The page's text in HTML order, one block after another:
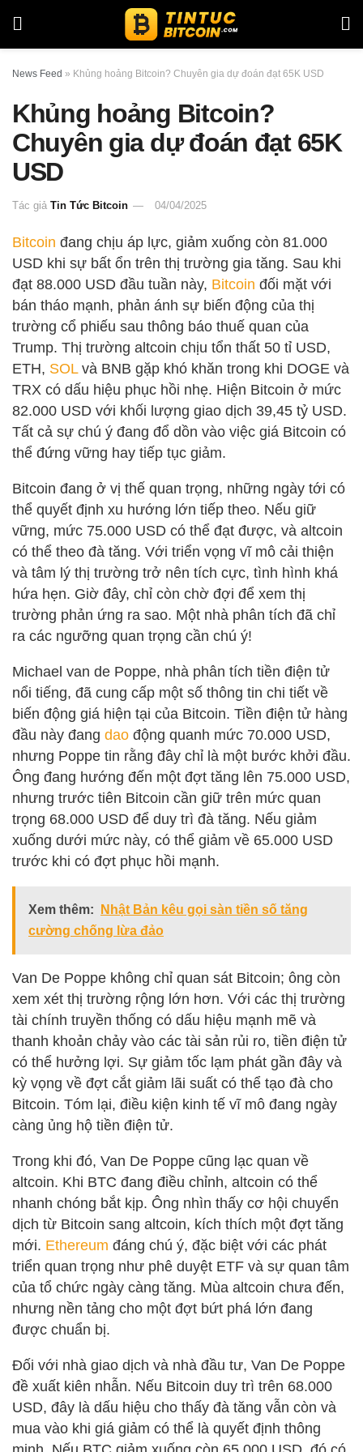
News Feed » Khủng hoảng Bitcoin? Chuyên gia dự đoán đạt 65K USD
Khủng hoảng Bitcoin?
Chuyên gia dự đoán đạt 65K
USD
Tác giả Tin Tức Bitcoin 04/04/2025
Bitcoin đang chịu áp lực, giảm xuống còn 81.000
USD khi sự bất ổn trên thị trường gia tăng. Sau khi
đạt 88.000 USD đầu tuần này, Bitcoin đối mặt với
bán tháo mạnh, phản ánh sự biến động của thị
trường cổ phiếu sau thông báo thuế quan của
Trump. Thị trường altcoin chịu tổn thất 50 tỉ USD,
ETH, SOLvà BNB gặp khó khăn trong khi DOGE và
TRX có dấu hiệu phục hồi nhẹ. Hiện Bitcoin ở mức
82.000 USD với khối lượng giao dịch 39,45 tỷ USD.
Tất cả sự chú ý đang đổ dồn vào việc giá Bitcoin có
thể đứng vững hay tiếp tục giảm.
Bitcoin đang ở vị thế quan trọng, những ngày tới có
thể quyết định xu hướng lớn tiếp theo. Nếu giữ
vững, mức 75.000 USD có thể đạt được, và altcoin
có thể theo đà tăng. Với triển vọng vĩ mô cải thiện
và tâm lý thị trường trở nên tích cực, tình hình khá
hứa hẹn. Giờ đây, chỉ còn chờ đợi để xem thị
trường phản ứng ra sao. Một nhà phân tích đã chỉ
ra các ngưỡng quan trọng cần chú ý!
Michael van de Poppe, nhà phân tích tiền điện tử
nổi tiếng, đã cung cấp một số thông tin chi tiết về
biến động giá hiện tại của Bitcoin. Tiền điện tử hàng
đầu này đang dao động quanh mức 70.000 USD,
nhưng Poppe tin rằng đây chỉ là một bước khởi đầu.
Ông đang hướng đến một đợt tăng lên 75.000 USD,
nhưng trước tiên Bitcoin cần giữ trên mức quan
trọng 68.000 USD để duy trì đà tăng. Nếu giảm
xuống dưới mức này, có thể giảm về 65.000 USD
trước khi có đợt phục hồi mạnh.
Xem thêm:
Nhật Bản kêu gọi sàn tiền số tăng
cường chống lừa đảo
Van De Poppe không chỉ quan sát Bitcoin; ông còn
xem xét thị trường rộng lớn hơn. Với các thị trường
tài chính truyền thống có dấu hiệu mạnh mẽ và
thanh khoản chảy vào các tài sản rủi ro, tiền điện tử
có thể hưởng lợi. Sự giảm tốc lạm phát gần đây và
kỳ vọng về đợt cắt giảm lãi suất có thể tạo đà cho
Bitcoin. Tóm lại, điều kiện kinh tế vĩ mô đang ngày
càng ủng hộ tiền điện tử.
Trong khi đó, Van De Poppe cũng lạc quan về
altcoin. Khi BTC đang điều chỉnh, altcoin có thể
nhanh chóng bắt kịp. Ông nhìn thấy cơ hội chuyển
dịch từ Bitcoin sang altcoin, kích thích một đợt tăng
mới. Ethereum đáng chú ý, đặc biệt với các phát
triển quan trọng như phê duyệt ETF và sự quan tâm
của tổ chức ngày càng tăng. Mùa altcoin chưa đến,
nhưng nền tảng cho một đợt bứt phá lớn đang
được chuẩn bị.
Đối với nhà giao dịch và nhà đầu tư, Van De Poppe
đề xuất kiên nhẫn. Nếu Bitcoin duy trì trên 68.000
USD, đây là dấu hiệu cho thấy đà tăng vẫn còn và
mua vào khi giá giảm có thể là quyết định thông